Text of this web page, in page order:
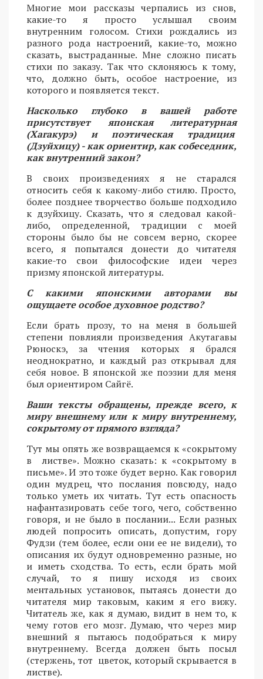
Многие мои рассказы черпались из снов,
какие-то я просто услышал своим
внутренним голосом. Стихи рождались из
разного рода настроений, какие-то, можно
сказать, выстраданные. Мне сложно писать
стихи по заказу. Так что склоняюсь к тому,
что, должно быть, особое настроение, из
которого и появляется текст.
Насколько глубоко в вашей работе
присутствует японская литературная
(Хагакурэ) и поэтическая традиция
(Дзуйхицу) - как ориентир, как собеседник,
как внутренний закон?
В своих произведениях я не старался
относить себя к какому-либо стилю. Просто,
более позднее творчество больше подходило
к дзуйхицу. Сказать, что я следовал какой-
либо, определенной, традиции с моей
стороны было бы не совсем верно, скорее
всего, я попытался донести до читателя
какие-то свои философские идеи через
призму японской литературы.
С какими японскими авторами вы
ощущаете особое духовное родство?
Если брать прозу, то на меня в большей
степени повлияли произведения Акутагавы
Рюноскэ, за чтения которых я брался
неоднократно, и каждый раз открывал для
себя новое. В японской же поэзии для меня
был ориентиром Сайгё.
Ваши тексты обращены, прежде всего, к
миру внешнему или к миру внутреннему,
сокрытому от прямого взгляда?
Тут мы опять же возвращаемся к «сокрытому
в листве». Можно сказать: к «сокрытому в
письме». И это тоже будет верно. Как говорил
один мудрец, что послания повсюду, надо
только уметь их читать. Тут есть опасность
нафантазировать себе того, чего, собственно
говоря, и не было в послании... Если разных
людей попросить описать, допустим, гору
Фудзи (тем более, если они ее не видели), то
описания их будут одновременно разные, но
и иметь сходства. То есть, если брать мой
случай, то я пишу исходя из своих
ментальных установок, пытаясь донести до
читателя мир таковым, каким я его вижу.
Читатель же, как я думаю, видит в нем то, к
чему готов его мозг. Думаю, что через мир
внешний я пытаюсь подобраться к миру
внутреннему. Всегда должен быть посыл
(стержень, тот цветок, который скрывается в
листве).